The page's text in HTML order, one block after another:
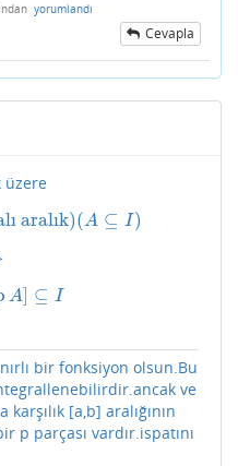
yorumlandı
Cevapla
üzere
aralık)(A ⊆ I)
aralık)(A⊆I)
A] ⊆ I
A] ⊆I
bir fonksiyon olsun.Bu
ve
[a,b] aralığının
p parçası vardır.ispatını